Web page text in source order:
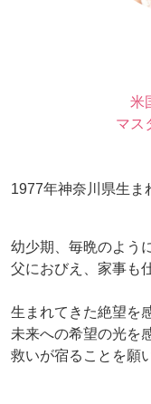
米
マス
1977年神奈川県生ま
幼少期、毎晩のよう
父におびえ、家事も
生まれてきた絶望を
未来への希望の光を
救いが宿ることを願